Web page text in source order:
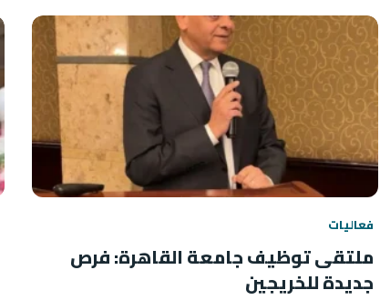
فعاليات
ملتقى توظيف جامعة القاهرة: فرص
جديدة للخريجين